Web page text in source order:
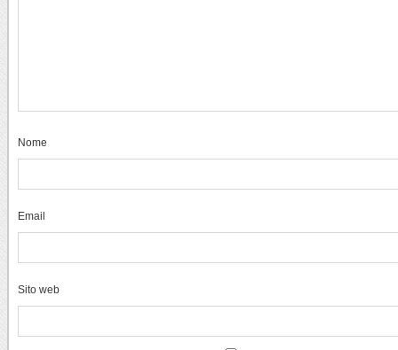
Nome
Email
Sito web